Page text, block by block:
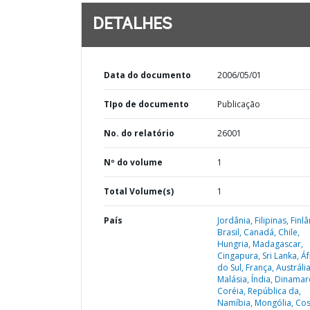
DETALHES
Data do documento 2006/05/01
TIpo de documento Publicação
No. do relatório 26001
Nº do volume 1
Total Volume(s) 1
País Jordânia,Filipinas,
Brasil, Canadá, Chile,
Hungria,Madagascar,
Cingapura, Sri Lanka,
do Sul,França,
Malásia,Índia,
Coréia,República da,
Namíbia,Mongólia,